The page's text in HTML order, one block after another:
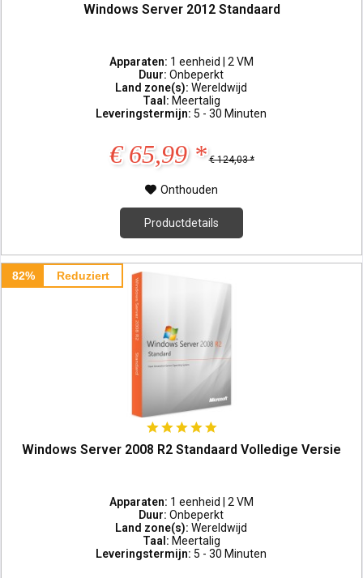
Windows Server 2012 Standaard
Apparaten: 1 eenheid | 2 VM
Duur:Onbeperkt
Land zone(s):Wereldwijd
Taal: Meertalig
Leveringstermijn: 5 - 30 Minuten
€ 65,99 * € 124,03 *
Onthouden
Productdetails
82% Reduziert
Windows Server 2008 R2 Standaard Volledige Versie
Apparaten: 1 eenheid | 2 VM
Duur:Onbeperkt
Land zone(s):Wereldwijd
Taal: Meertalig
Leveringstermijn: 5 - 30 Minuten